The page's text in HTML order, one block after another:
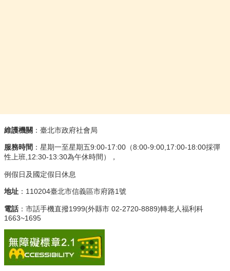
維護機關 ：臺北市政府社會局
服務時間 ：星期一至星期五9:00-17:00（8:00-9:00,17:00-18:00採彈
性上班,12:30-13:30為午休時間），
例假日及國定假日休息
地址 ：110204臺北市信義區市府路1號
電話：市話手機直撥1999(外縣市 02-2720-8889)轉老人福利科
1663~1695